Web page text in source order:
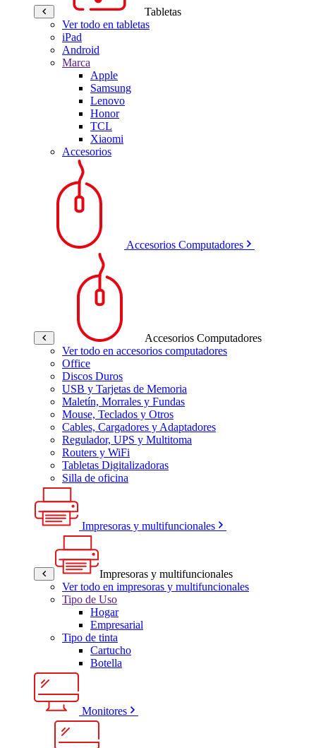
Tabletas
Ver todo en tabletas
iPad
Android
Marca
Apple
Samsung
Lenovo
Honor
TCL
Xiaomi
Accesorios
Accesorios Computadores
Accesorios Computadores
Ver todo en accesorios computadores
Office
Discos Duros
USB y Tarjetas de Memoria
Maletín, Morrales y Fundas
Mouse, Teclados y Otros
Cables, Cargadores y Adaptadores
Regulador, UPS y Multitoma
Routers y WiFi
Tabletas Digitalizadoras
Silla de oficina
Impresoras y multifuncionales
Impresoras y multifuncionales
Ver todo en impresoras y multifuncionales
Tipo de Uso
Hogar
Empresarial
Tipo de tinta
Cartucho
Botella
Monitores